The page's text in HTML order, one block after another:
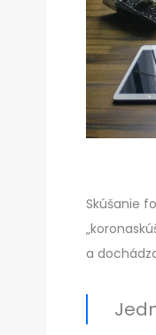
Skúšanie
a